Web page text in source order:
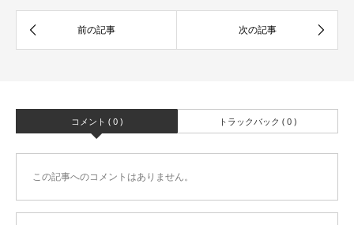
コメント ( 0 ) トラックバック ( 0 )
この記事へのコメントはありません。